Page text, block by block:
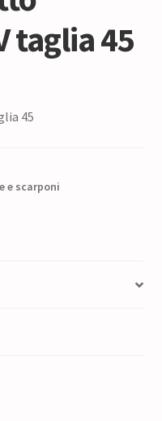
taglia 45
45
e scarponi